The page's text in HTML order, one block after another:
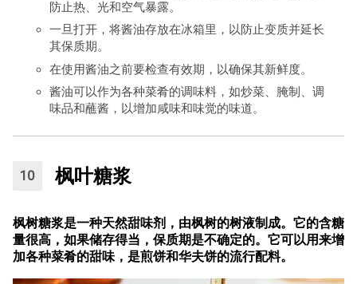
防止热、光和空气暴露。
一旦打开，将酱油存放在冰箱里，以防止变质并延长
其保质期。
在使用酱油之前要检查有效期，以确保其新鲜度。
酱油可以作为各种菜肴的调味料，如炒菜、腌制、调
味品和蘸酱，以增加咸味和味觉的味道。
枫叶糖浆
枫树糖浆是一种天然甜味剂，由枫树的树液制成。它的含糖
量很高，如果储存得当，保质期是不确定的。它可以用来增
加各种菜肴的甜味，是煎饼和华夫饼的流行配料。